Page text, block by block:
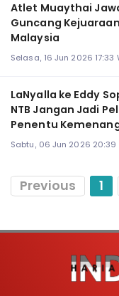
Atlet Muaythai
Guncang
Malaysia
Selasa, 16 Jun 2026 17:33
LaNyalla ke Eddy
NTB Jangan Jadi
Penentu
Sabtu, 06 Jun 2026 20:39
Previous 1